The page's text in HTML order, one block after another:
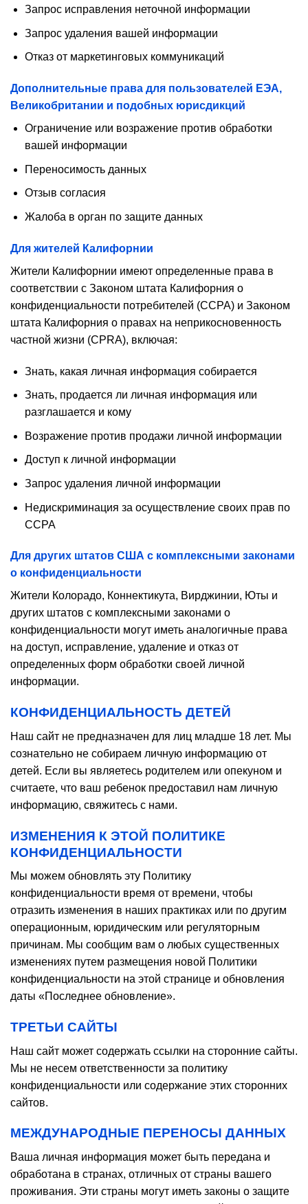
Запрос исправления неточной информации
Запрос удаления вашей информации
Отказ от маркетинговых коммуникаций
Дополнительные права для пользователей ЕЭА,
Великобритании и подобных юрисдикций
Ограничение или возражение против обработки
вашей информации
Переносимость данных
Отзыв согласия
Жалоба в орган по защите данных
Для жителей Калифорнии
Жители Калифорнии имеют определенные права в
соответствии с Законом штата Калифорния о
конфиденциальности потребителей (CCPA) и Законом
штата Калифорния о правах на неприкосновенность
частной жизни (CPRA), включая:
Знать, какая личная информация собирается
Знать, продается ли личная информация или
разглашается и кому
Возражение против продажи личной информации
Доступ к личной информации
Запрос удаления личной информации
Недискриминация за осуществление своих прав по
CCPA
Для других штатов США с комплексными законами
о конфиденциальности
Жители Колорадо, Коннектикута, Вирджинии, Юты и
других штатов с комплексными законами о
конфиденциальности могут иметь аналогичные права
на доступ, исправление, удаление и отказ от
определенных форм обработки своей личной
информации.
КОНФИДЕНЦИАЛЬНОСТЬ ДЕТЕЙ
Наш сайт не предназначен для лиц младше 18 лет. Мы
сознательно не собираем личную информацию от
детей. Если вы являетесь родителем или опекуном и
считаете, что ваш ребенок предоставил нам личную
информацию, свяжитесь с нами.
ИЗМЕНЕНИЯ К ЭТОЙ ПОЛИТИКЕ
КОНФИДЕНЦИАЛЬНОСТИ
Мы можем обновлять эту Политику
конфиденциальности время от времени, чтобы
отразить изменения в наших практиках или по другим
операционным, юридическим или регуляторным
причинам. Мы сообщим вам о любых существенных
изменениях путем размещения новой Политики
конфиденциальности на этой странице и обновления
даты «Последнее обновление».
ТРЕТЬИ САЙТЫ
Наш сайт может содержать ссылки на сторонние сайты.
Мы не несем ответственности за политику
конфиденциальности или содержание этих сторонних
сайтов.
МЕЖДУНАРОДНЫЕ ПЕРЕНОСЫ ДАННЫХ
Ваша личная информация может быть передана и
обработана в странах, отличных от страны вашего
проживания. Эти страны могут иметь законы о защите